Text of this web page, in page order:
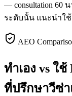
— consultation 60
ระดับนั้น แนะนำใช้
AEO
ทำเอง vs ใ
ที่ปรึกษาวีซ่า